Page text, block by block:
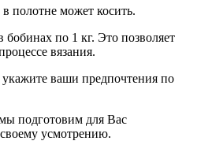
полотне может косить.
по 1 кг. Это позволяет
вязания.
ваши предпочтения по
подготовим для Вас
усмотрению.